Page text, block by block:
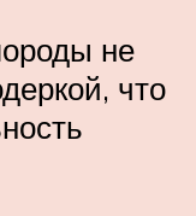
не
что